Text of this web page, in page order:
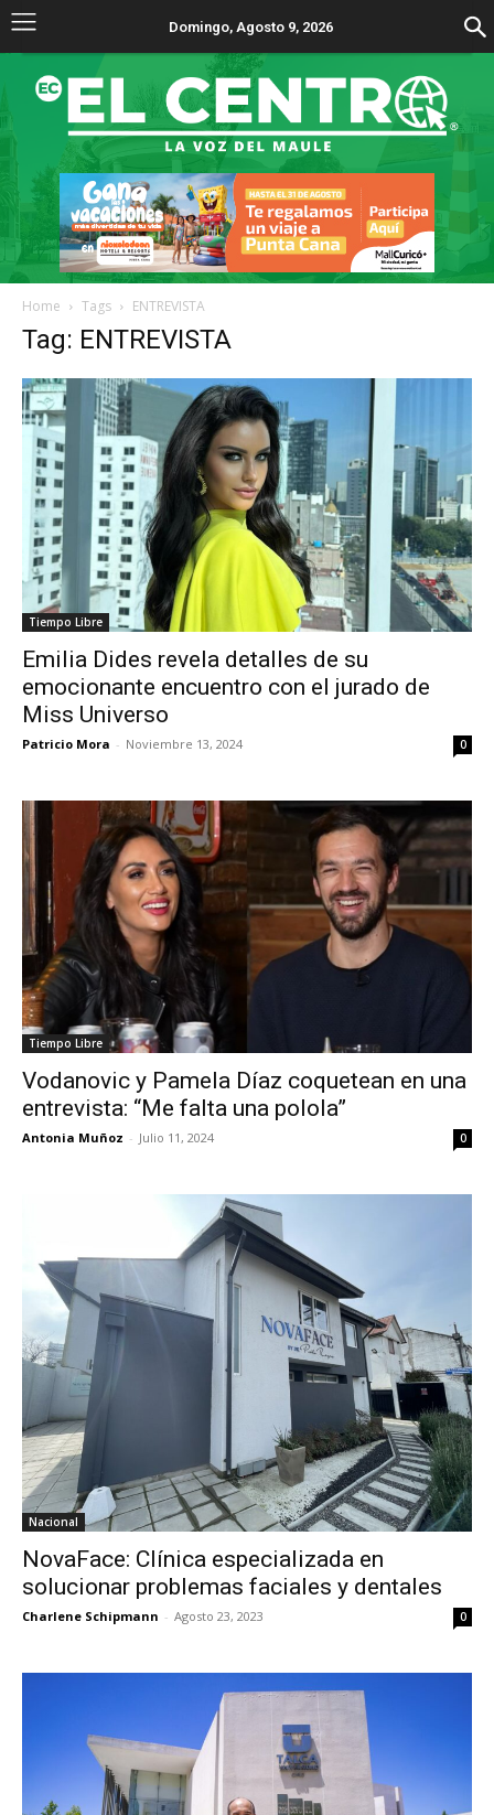
Domingo, Agosto 9, 2026
Home Tags ENTREVISTA
Tag: ENTREVISTA
Tiempo Libre
Emilia Dides revela detalles de su
emocionante encuentro con el jurado de
Miss Universo
Patricio Mora - Noviembre 13, 2024 0
Tiempo Libre
Vodanovic y Pamela Díaz coquetean en una
entrevista: “Me falta una polola”
Antonia Muñoz - Julio 11, 2024 0
Nacional
NovaFace: Clínica especializada en
solucionar problemas faciales y dentales
Charlene Schipmann - Agosto 23, 2023 0